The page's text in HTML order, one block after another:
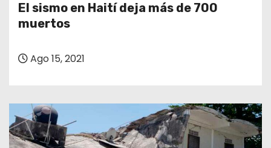
El sismo en Haití deja más de 700
muertos
Ago 15, 2021